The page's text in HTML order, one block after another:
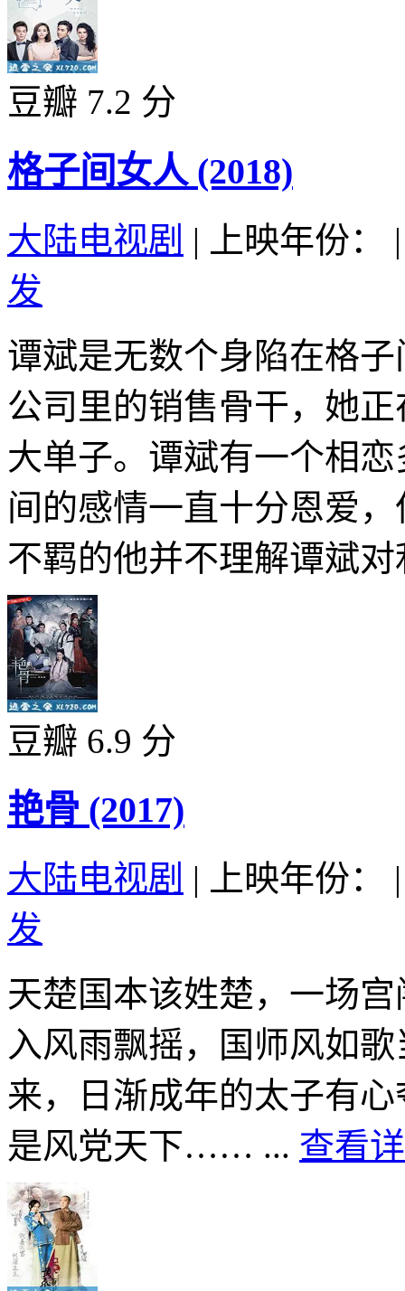
豆瓣 7.2 分
格子间女人 (2018)
大陆电视剧 | 上映年份：
|
发
谭斌是无数个身陷在格
公司里的销售骨干，她
大单子。谭斌有一个相
间的感情一直十分恩爱
不羁的他并不理解谭斌
豆瓣 6.9 分
艳骨 (2017)
大陆电视剧 | 上映年份：
|
发
天楚国本该姓楚，一场
入风雨飘摇，国师风如
来，日渐成年的太子有
是风党天下…… ... 查看